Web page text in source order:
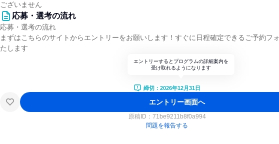
ございません
応募・選考の流れ
応募・選考の流れ
まずはこちらのサイトからエントリーをお願いします！すぐに日程確定できるご予約フ
たします
エントリーするとプログラムの詳細案内を
受け取れるようになります
締切：2026年12月31日
エントリー画面へ
原稿ID： 71be9211b8f0a994
問題を報告する